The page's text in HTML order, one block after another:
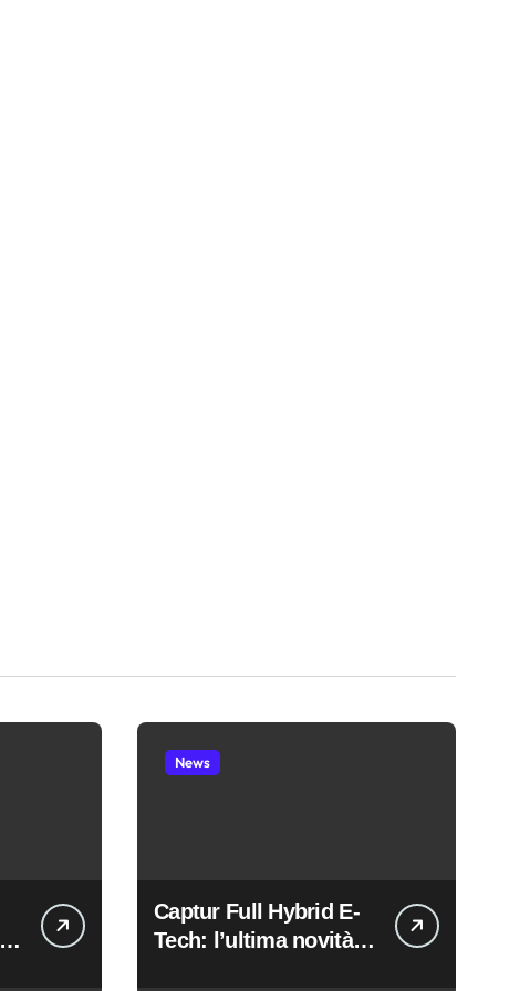
News
Captur Full Hybrid E-
Tech: l’ultima novità